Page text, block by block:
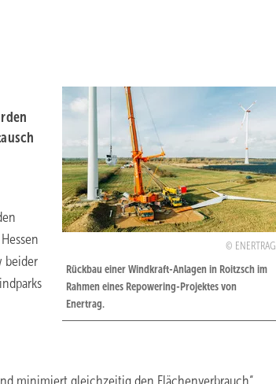
ENERTRAG
Rückbau einer Windkraft-Anlagen in Roitzsch im
Rahmen eines Repowering-Projektes von
Enertrag.
beider
minimiert gleichzeitig den Flächenverbrauch“,